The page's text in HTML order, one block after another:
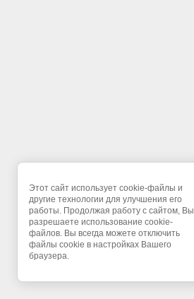
Этот сайт использует cookie-файлы и
другие технологии для улучшения его
работы. Продолжая работу с сайтом, Вы
разрешаете использование cookie-
файлов. Вы всегда можете отключить
файлы cookie в настройках Вашего
браузера.